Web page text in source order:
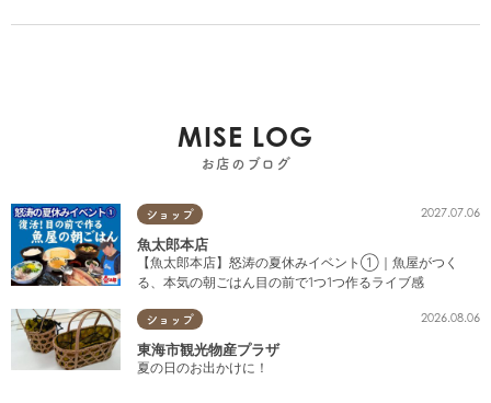
MISE LOG
お店のブログ
ショップ 2027.07.06
魚太郎本店
【魚太郎本店】怒涛の夏休みイベント①｜魚屋がつく
る、本気の朝ごはん目の前で1つ1つ作るライブ感
ショップ 2026.08.06
東海市観光物産プラザ
夏の日のお出かけに！